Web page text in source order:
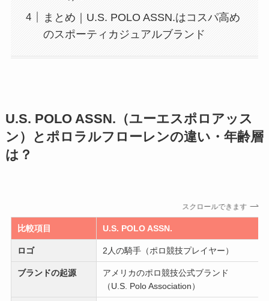
まとめ｜U.S. POLO ASSN.はコスパ高め
のスポーティカジュアルブランド
U.S. POLO ASSN.（ユーエスポロアッス
ン）とポロラルフローレンの違い・年齢層
は？
スクロールできます
比較項目 U.S. POLO ASSN.
ロゴ 2人の騎手（ポロ競技プレイヤー）
ブランドの起源
アメリカのポロ競技公式ブランド
（U.S. Polo Association）